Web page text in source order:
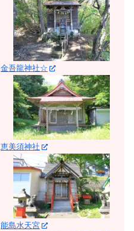
金吾龍神社☆
恵美須神社
能島水天宮